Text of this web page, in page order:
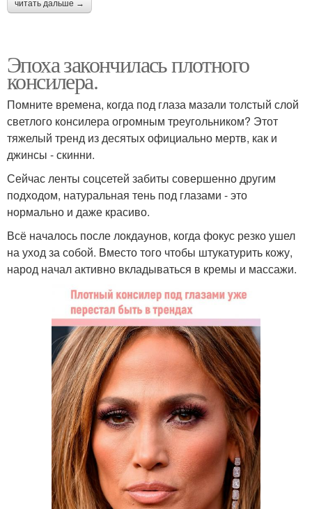
читать дальше →
Эпоха закончилась плотного
консилера.
Помните времена, когда под глаза мазали толстый слой
светлого консилера огромным треугольником? Этот
тяжелый тренд из десятых официально мертв, как и
джинсы - скинни.
Сейчас ленты соцсетей забиты совершенно другим
подходом, натуральная тень под глазами - это
нормально и даже красиво.
Всё началось после локдаунов, когда фокус резко ушел
на уход за собой. Вместо того чтобы штукатурить кожу,
народ начал активно вкладываться в кремы и массажи.